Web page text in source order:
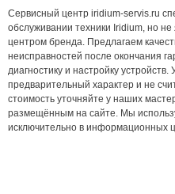
Сервисный центр iridium-servis.ru
обслуживании техники Iridium, но
центром бренда. Предлагаем
неисправностей после окончания
диагностику и настройку
предварительный характер и не
стоимость уточняйте у наших
размещённым на сайте. Мы
исключительно в информационных